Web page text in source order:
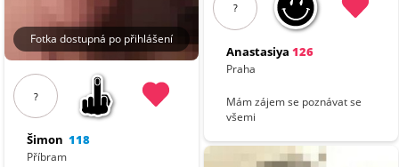
Fotka dostupná po přihlášení
?
Šimon 118
Příbram
?
Anastasiya 126
Praha
Mám zájem se poznávat se
všemi